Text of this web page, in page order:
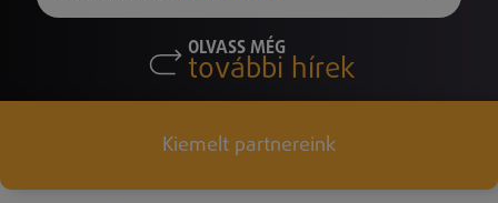
OLVASS MÉG
további hírek
Kiemelt partnereink